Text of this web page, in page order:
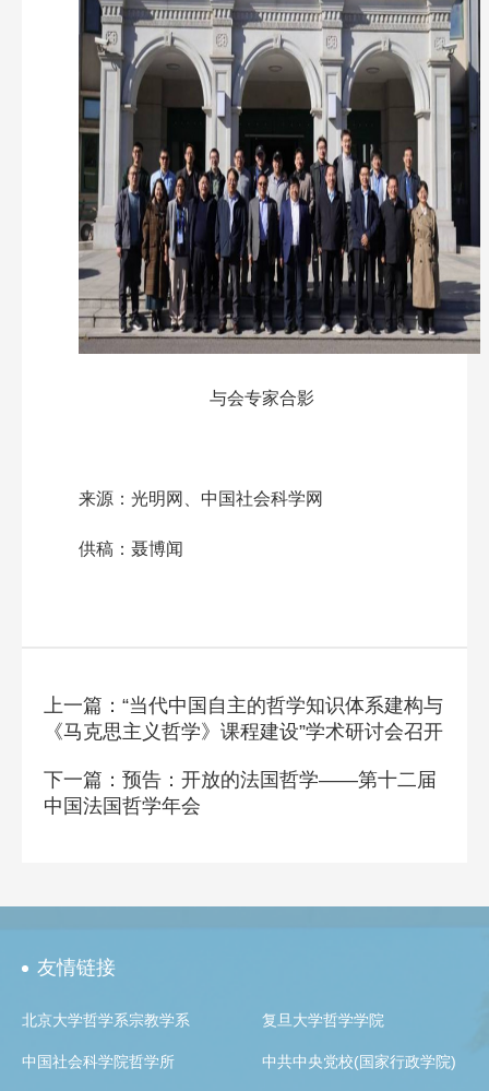
与会专家合影
来源：光明网、中国社会科学网
供稿：聂博闻
上一篇：“当代中国自主的哲学知识体系建构与
《马克思主义哲学》课程建设”学术研讨会召开
下一篇：预告：开放的法国哲学——第十二届
中国法国哲学年会
友情链接
北京大学哲学系宗教学系 复旦大学哲学学院
中国社会科学院哲学所 中共中央党校(国家行政学院)